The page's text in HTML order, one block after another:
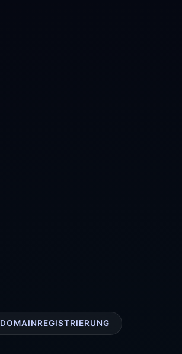
DOMAINREGISTRIERUNG